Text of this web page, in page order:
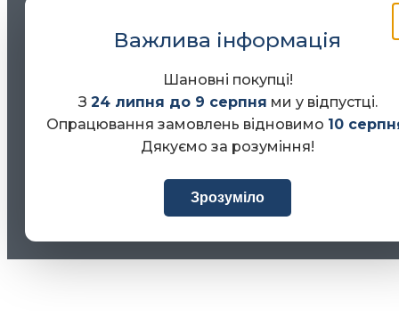
Важлива інформація
Шановні покупці!
З 24 липня до 9 серпня ми у відпустці.
Опрацювання замовлень відновимо 10
Дякуємо за розуміння!
Зрозуміло